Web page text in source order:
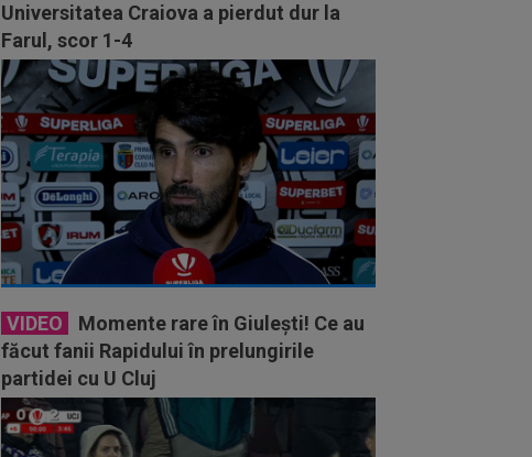
Universitatea Craiova a pierdut dur la
Farul, scor 1-4
VIDEO
Momente rare în Giulești! Ce au
făcut fanii Rapidului în prelungirile
partidei cu U Cluj